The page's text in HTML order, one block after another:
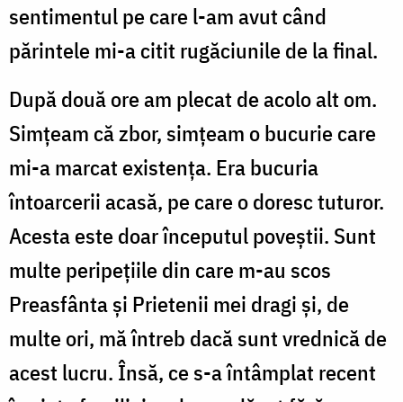
sentimentul pe care l-am avut când
părintele mi-a citit rugăciunile de la final.
După două ore am plecat de acolo alt om.
Simțeam că zbor, simțeam o bucurie care
mi-a marcat existența. Era bucuria
întoarcerii acasă, pe care o doresc tuturor.
Acesta este doar începutul poveștii. Sunt
multe peripețiile din care m-au scos
Preasfânta și Prietenii mei dragi și, de
multe ori, mă întreb dacă sunt vrednică de
acest lucru. Însă, ce s-a întâmplat recent